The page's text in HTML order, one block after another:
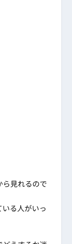
ら見れるので
る人がいっ